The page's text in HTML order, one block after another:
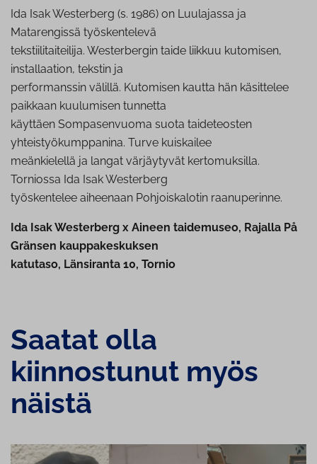
Ida Isak Westerberg (s. 1986) on Luulajassa ja
Matarengissä työskentelevä
tekstiilitaiteilija. Westerbergin taide liikkuu kutomisen,
installaation, tekstin ja
performanssin välillä. Kutomisen kautta hän käsittelee
paikkaan kuulumisen tunnetta
käyttäen Sompasenvuoma suota taideteosten
yhteistyökumppanina. Turve kuiskailee
meänkielellä ja langat värjäytyvät kertomuksilla.
Torniossa Ida Isak Westerberg
työskentelee aiheenaan Pohjoiskalotin raanuperinne.
Ida Isak Westerberg x Aineen taidemuseo, Rajalla På
Gränsen kauppakeskuksen
katutaso, Länsiranta 10, Tornio
Saatat olla
kiinnostunut myös
näistä